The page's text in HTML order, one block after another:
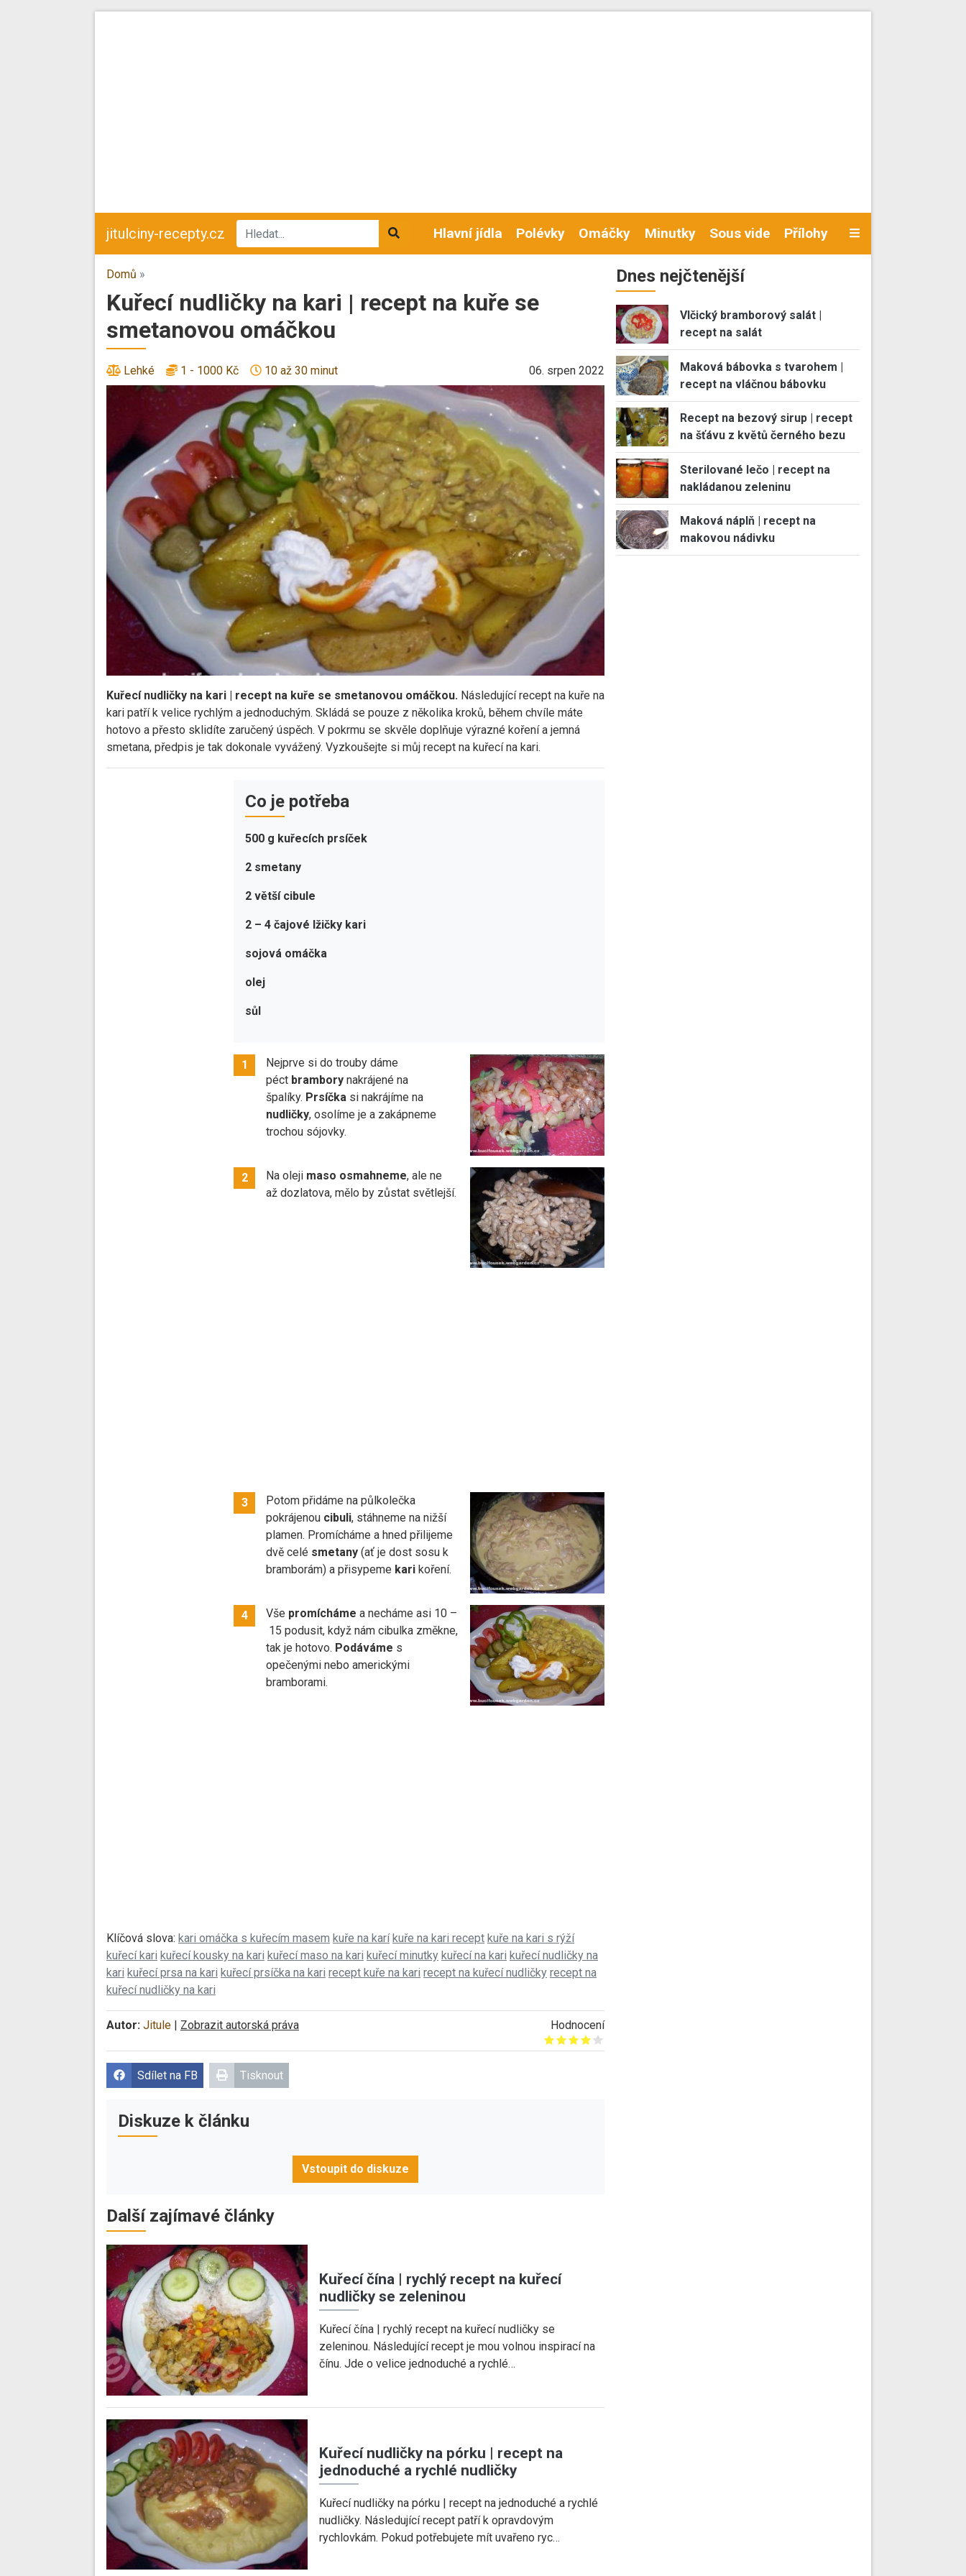
jitulciny-recepty.cz Hlavní jídla Polévky Omáčky Minutky Sous vide Přílohy
Domů »
Kuřecí nudličky na kari | recept na kuře se
smetanovou omáčkou
Lehké 1 - 1000 Kč 10 až 30 minut 06. srpen 2022
Kuřecí nudličky na kari | recept na kuře se smetanovou omáčkou. Následující recept na kuře na
kari patří k velice rychlým a jednoduchým. Skládá se pouze z několika kroků, během chvíle máte
hotovo a přesto sklidíte zaručený úspěch. V pokrmu se skvěle doplňuje výrazné koření a jemná
smetana, předpis je tak dokonale vyvážený. Vyzkoušejte si můj recept na kuřecí na kari.
Co je potřeba
500 g kuřecích prsíček
2 smetany
2 větší cibule
2 – 4 čajové lžičky kari
sojová omáčka
olej
sůl
1
Nejprve si do trouby dáme
péct brambory nakrájené na
špalíky. Prsíčkasi nakrájíme na
nudličky, osolíme je a zakápneme
trochou sójovky.
2 Na oleji maso osmahneme, ale ne
až dozlatova, mělo by zůstat světlejší.
3
Potom přidáme na půlkolečka
pokrájenou cibuli, stáhneme na nižší
plamen. Promícháme a hned přilijeme
dvě celé smetany(ať je dost sosu k
bramborám) a přisypeme kari koření.
4 Vše promícháme a necháme asi 10 –
15 podusit, když nám cibulka změkne,
tak je hotovo. Podáváme s
opečenými nebo americkými
bramborami.
Klíčová slova: kari omáčka s kuřecím masem kuře na karí kuře na kari recept kuře na kari s rýží
kuřecí kari kuřecí kousky na kari kuřecí maso na kari kuřecí minutky kuřecí na kari kuřecí nudličky na
kari kuřecí prsa na kari kuřecí prsíčka na kari recept kuře na kari recept na kuřecí nudličky recept na
kuřecí nudličky na kari
Autor: Jitule | Zobrazit autorská práva
Hodnocení
Give it 1/5
Give it 2/5
Give it 3/5
Give it 4/5
Give it 5/5
Sdílet na FB Tisknout
Diskuze k článku
Vstoupit do diskuze
Další zajímavé články
Kuřecí čína | rychlý recept na kuřecí
nudličky se zeleninou
Kuřecí čína | rychlý recept na kuřecí nudličky se
zeleninou. Následující recept je mou volnou inspirací na
čínu. Jde o velice jednoduché a rychlé…
Kuřecí nudličky na pórku | recept na
jednoduché a rychlé nudličky
Kuřecí nudličky na pórku | recept na jednoduché a rychlé
nudličky. Následující recept patří k opravdovým
rychlovkám. Pokud potřebujete mít uvařeno ryc…
Dnes nejčtenější
Vlčický bramborový salát |
recept na salát
Maková bábovka s tvarohem |
recept na vláčnou bábovku
Recept na bezový sirup | recept
na šťávu z květů černého bezu
Sterilované lečo | recept na
nakládanou zeleninu
Maková náplň | recept na
makovou nádivku